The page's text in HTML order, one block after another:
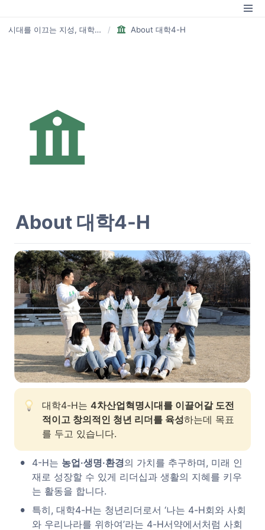
시대를 이끄는 지성, 대학4-H / About 대학4-H
About 대학4-H
대학4-H는 4차산업혁명시대를 이끌어갈 도전
적이고 창의적인 청년 리더를 육성하는데 목표
를 두고 있습니다.
• 4-H는 농업·생명·환경의 가치를 추구하며, 미래 인
재로 성장할 수 있게 리더십과 생활의 지혜를 키우
는 활동을 합니다.
•
특히, 대학4-H는 청년리더로서 ‘나는 4-H회와 사회
와 우리나라를 위하여’라는 4-H서약에서처럼 사회